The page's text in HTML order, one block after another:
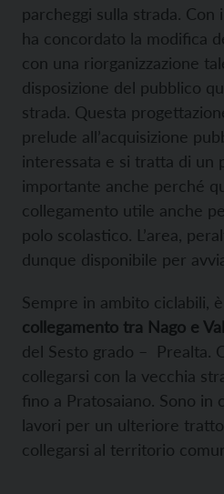
parcheggi sulla strada. Con
ha concordato la modifica
con una riorganizzazione
disposizione del pubblico
strada. Questa
prelude all’acquisizione
interessata e si tratta di un
importante anche perché
collegamento utile anche
polo scolastico. L’area,
dunque disponibile per
Sempre in ambito ciclabili,
collegamento tra Nago e
del Sesto grado – Prealta.
collegarsi con la vecchia
fino a Pratosaiano. Sono in
lavori per un ulteriore
collegarsi al territorio